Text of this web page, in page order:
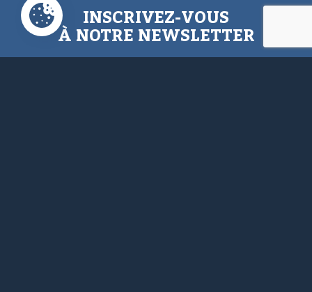
INSCRIVEZ-VOUS
À NOTRE NEWSLETTER